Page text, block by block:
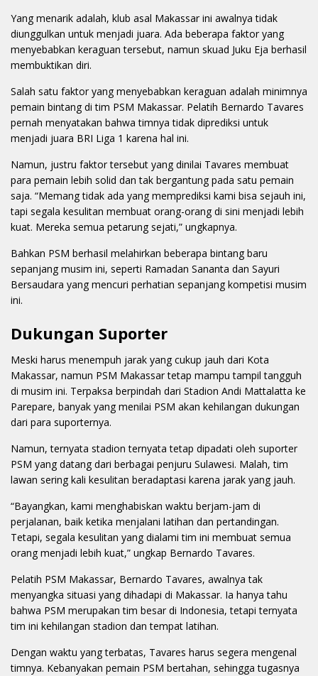
Yang menarik adalah, klub asal Makassar ini awalnya tidak
diunggulkan untuk menjadi juara. Ada beberapa faktor yang
menyebabkan keraguan tersebut, namun skuad Juku Eja berhasil
membuktikan diri.
Salah satu faktor yang menyebabkan keraguan adalah minimnya
pemain bintang di tim PSM Makassar. Pelatih Bernardo Tavares
pernah menyatakan bahwa timnya tidak diprediksi untuk
menjadi juara BRI Liga 1 karena hal ini.
Namun, justru faktor tersebut yang dinilai Tavares membuat
para pemain lebih solid dan tak bergantung pada satu pemain
saja. “Memang tidak ada yang memprediksi kami bisa sejauh ini,
tapi segala kesulitan membuat orang-orang di sini menjadi lebih
kuat. Mereka semua petarung sejati,” ungkapnya.
Bahkan PSM berhasil melahirkan beberapa bintang baru
sepanjang musim ini, seperti Ramadan Sananta dan Sayuri
Bersaudara yang mencuri perhatian sepanjang kompetisi musim
ini.
Dukungan Suporter
Meski harus menempuh jarak yang cukup jauh dari Kota
Makassar, namun PSM Makassar tetap mampu tampil tangguh
di musim ini. Terpaksa berpindah dari Stadion Andi Mattalatta ke
Parepare, banyak yang menilai PSM akan kehilangan dukungan
dari para suporternya.
Namun, ternyata stadion ternyata tetap dipadati oleh suporter
PSM yang datang dari berbagai penjuru Sulawesi. Malah, tim
lawan sering kali kesulitan beradaptasi karena jarak yang jauh.
“Bayangkan, kami menghabiskan waktu berjam-jam di
perjalanan, baik ketika menjalani latihan dan pertandingan.
Tetapi, segala kesulitan yang dialami tim ini membuat semua
orang menjadi lebih kuat,” ungkap Bernardo Tavares.
Pelatih PSM Makassar, Bernardo Tavares, awalnya tak
menyangka situasi yang dihadapi di Makassar. Ia hanya tahu
bahwa PSM merupakan tim besar di Indonesia, tetapi ternyata
tim ini kehilangan stadion dan tempat latihan.
Dengan waktu yang terbatas, Tavares harus segera mengenal
timnya. Kebanyakan pemain PSM bertahan, sehingga tugasnya